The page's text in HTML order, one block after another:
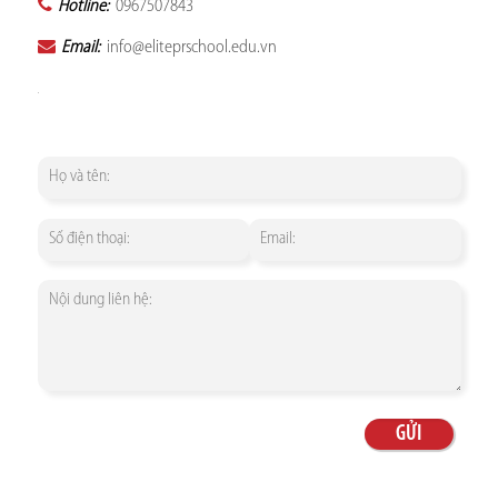
Hotline: 0967507843
Email: info@eliteprschool.edu.vn